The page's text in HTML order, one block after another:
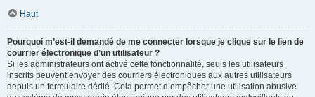
Haut
Pourquoi m’est-il demandé de me connecter lorsque je clique sur le lien de
courrier électronique d’un utilisateur ?
Si les administrateurs ont activé cette fonctionnalité, seuls les utilisateurs
inscrits peuvent envoyer des courriers électroniques aux autres utilisateurs
depuis un formulaire dédié. Cela permet d’empêcher une utilisation abusive